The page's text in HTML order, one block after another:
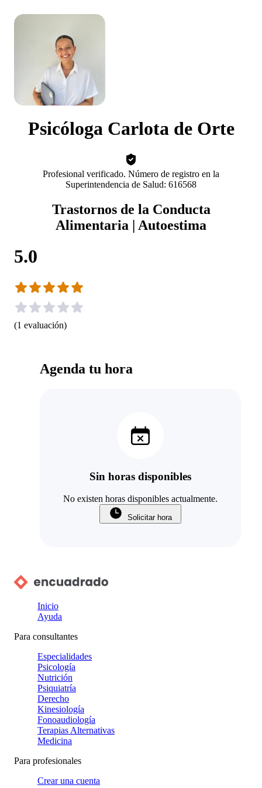
Psicóloga Carlota de Orte
Profesional verificado. Número de registro en la
Superintendencia de Salud: 616568
Trastornos de la Conducta
Alimentaria | Autoestima
5.0
(1 evaluación)
Agenda tu hora
Sin horas disponibles
No existen horas disponibles actualmente.
Solicitar hora
Inicio
Ayuda
Para consultantes
Especialidades
Psicología
Nutrición
Psiquiatría
Derecho
Kinesiología
Fonoaudiología
Terapias Alternativas
Medicina
Para profesionales
Crear una cuenta